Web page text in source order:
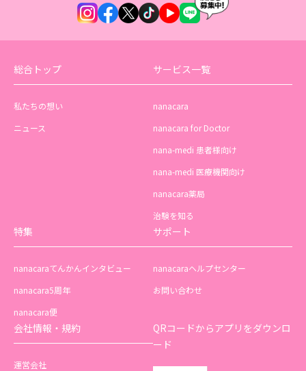
総合トップ
私たちの想い
ニュース
サービス一覧
nanacara
nanacara for Doctor
nana-medi 患者様向け
nana-medi 医療機関向け
nanacara薬局
治験を知る
特集
nanacaraてんかんインタビュー
nanacara5周年
nanacara便
サポート
nanacaraヘルプセンター
お問い合わせ
会社情報・規約
運営会社
QRコードからアプリをダウンロ
ード